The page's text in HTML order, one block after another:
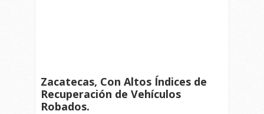
Zacatecas, Con Altos Índices de
Recuperación de Vehículos
Robados.